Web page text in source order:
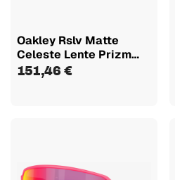
Oakley Rslv Matte
Celeste Lente Prizm
Ruby 948405
151,46 €